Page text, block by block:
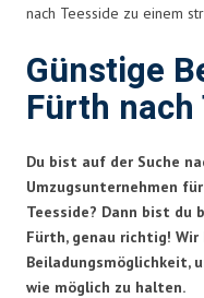
nach Teesside zu einem
Günstige
Fürth
Du bist auf der Suche
Umzugsunternehmen
Teesside? Dann bist du
Fürth, genau richtig!
Beiladungsmöglichkeit,
wie möglich zu halten.